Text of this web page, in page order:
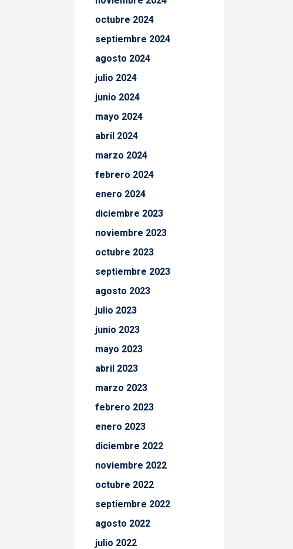
octubre 2024
septiembre 2024
agosto 2024
julio 2024
junio 2024
mayo 2024
abril 2024
marzo 2024
febrero 2024
enero 2024
diciembre 2023
noviembre 2023
octubre 2023
septiembre 2023
agosto 2023
julio 2023
junio 2023
mayo 2023
abril 2023
marzo 2023
febrero 2023
enero 2023
diciembre 2022
noviembre 2022
octubre 2022
septiembre 2022
agosto 2022
julio 2022